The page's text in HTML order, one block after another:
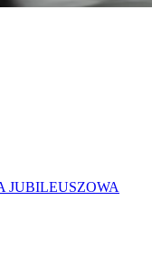
JUBILEUSZOWA